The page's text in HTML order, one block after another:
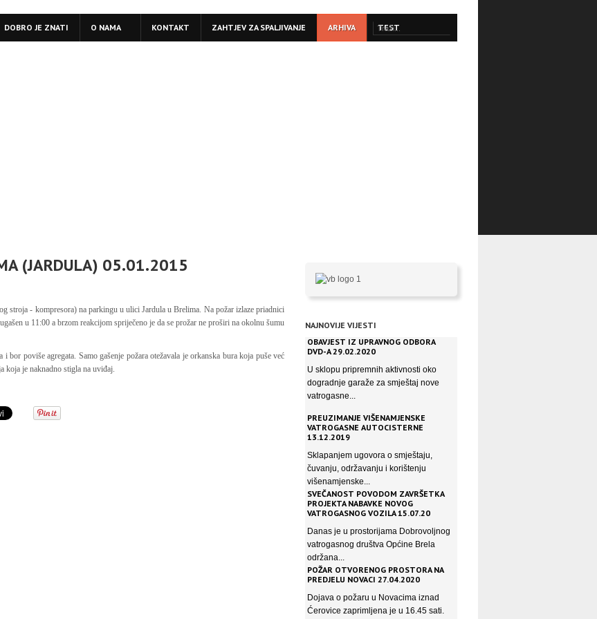
DOBRO JE ZNATI O NAMA KONTAKT ZAHTJEV ZA SPALJIVANJE ARHIVA TEST
(JARDULA) 05.01.2015
stroja - kompresora) na parkingu u ulici Jardula u Brelima. Na požar izlaze priadnici
u 11:00 a brzom reakcijom spriječeno je da se prožar ne proširi na okolnu šumu
poviše agregata. Samo gašenje požara otežavala je orkanska bura koja puše već
koja je naknadno stigla na uviđaj.
NAJNOVIJE VIJESTI
OBAVJEST IZ UPRAVNOG ODBORA
DVD-A 29.02.2020
U sklopu pripremnih aktivnosti oko
dogradnje garaže za smještaj nove
vatrogasne...
PREUZIMANJE VIŠENAMJENSKE
VATROGASNE AUTOCISTERNE
13.12.2019
Sklapanjem ugovora o smještaju,
čuvanju, održavanju i korištenju
višenamjenske...
SVEČANOST POVODOM ZAVRŠETKA
PROJEKTA NABAVKE NOVOG
VATROGASNOG VOZILA 15.07.20
Danas je u prostorijama Dobrovoljnog
vatrogasnog društva Općine Brela
održana...
POŽAR OTVORENOG PROSTORA NA
PREDJELU NOVACI 27.04.2020
Dojava o požaru u Novacima iznad
Ćerovice zaprimljena je u 16.45 sati.